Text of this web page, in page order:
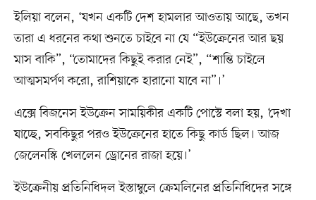
ইলিয়া বলেন, ‘যখন একটি দেশ হামলার আওতায় আছে, তখন
তারা এ ধরনের কথা শুনতে চাইবে না যে “ইউক্রেনের আর ছয়
মাস বাকি”, “তোমাদের কিছুই করার নেই”, “শান্তি চাইলে
আত্মসমর্পণ করো, রাশিয়াকে হারানো যাবে না”।’
এক্সে বিজনেস ইউক্রেন সাময়িকীর একটি পোস্টে বলা হয়, ‘দেখা
যাচ্ছে, সবকিছুর পরও ইউক্রেনের হাতে কিছু কার্ড ছিল। আজ
জেলেনস্কি খেললেন ড্রোনের রাজা হয়ে।’
ইউক্রেনীয় প্রতিনিধিদল ইস্তাম্বুলে ক্রেমলিনের প্রতিনিধিদের সঙ্গে